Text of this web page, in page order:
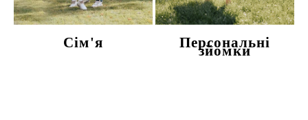
Сім'я Персональні
зйомки